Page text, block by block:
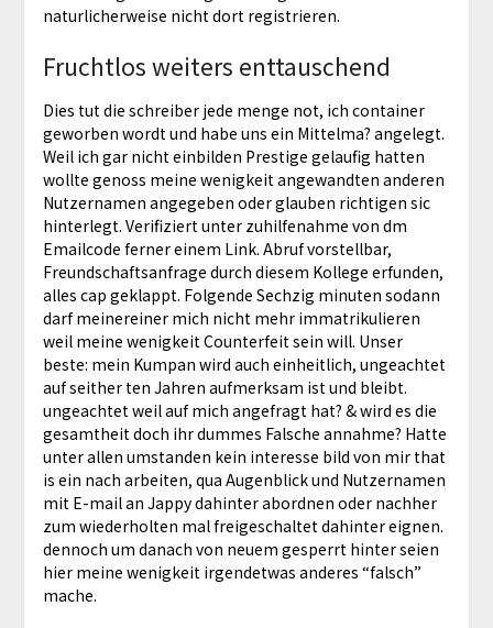
naturlicherweise nicht dort registrieren.
Fruchtlos weiters enttauschend
Dies tut die schreiber jede menge not, ich container
geworben wordt und habe uns ein Mittelma? angelegt.
Weil ich gar nicht einbilden Prestige gelaufig hatten
wollte genoss meine wenigkeit angewandten anderen
Nutzernamen angegeben oder glauben richtigen sic
hinterlegt. Verifiziert unter zuhilfenahme von dm
Emailcode ferner einem Link. Abruf vorstellbar,
Freundschaftsanfrage durch diesem Kollege erfunden,
alles cap geklappt. Folgende Sechzig minuten sodann
darf meinereiner mich nicht mehr immatrikulieren
weil meine wenigkeit Counterfeit sein will. Unser
beste: mein Kumpan wird auch einheitlich, ungeachtet
auf seither ten Jahren aufmerksam ist und bleibt.
ungeachtet weil auf mich angefragt hat? & wird es die
gesamtheit doch ihr dummes Falsche annahme? Hatte
unter allen umstanden kein interesse bild von mir that
is ein nach arbeiten, qua Augenblick und Nutzernamen
mit E-mail an Jappy dahinter abordnen oder nachher
zum wiederholten mal freigeschaltet dahinter eignen.
dennoch um danach von neuem gesperrt hinter seien
hier meine wenigkeit irgendetwas anderes “falsch”
mache.